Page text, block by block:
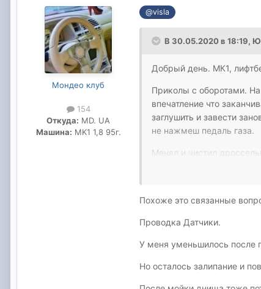
Мондео клуб
154
Откуда: MD. UA
Машина: MK1 1,8 95г.
@visla
В 30.05.2020 в 18:19,
Добрый день. МК1,
Приколы с оборотами.
впечатление что
заглушить и завести
не нажмеш педаль газа.
Менял и чистил
Похоже это связанные
Проводка Датчики.
У меня уменьшилось после
Но осталось залипание и